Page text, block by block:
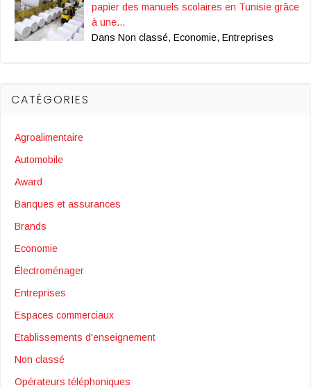
papier des manuels scolaires en Tunisie grâce
à une…
Dans Non classé, Economie, Entreprises
CATÉGORIES
Agroalimentaire
Automobile
Award
Banques et assurances
Brands
Economie
Électroménager
Entreprises
Espaces commerciaux
Etablissements d'enseignement
Non classé
Opérateurs téléphoniques